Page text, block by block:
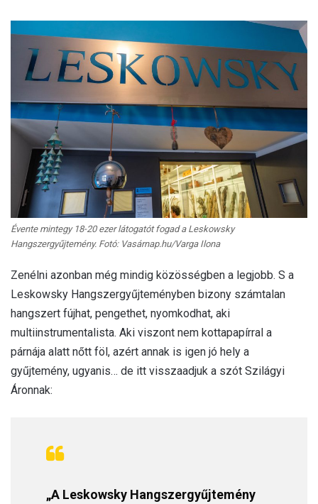
Évente mintegy 18-20 ezer látogatót fogad a Leskowsky
Hangszergyűjtemény. Fotó: Vasárnap.hu/Varga Ilona
Zenélni azonban még mindig közösségben a legjobb. S a
Leskowsky Hangszergyűjteményben bizony számtalan
hangszert fújhat, pengethet, nyomkodhat, aki
multiinstrumentalista. Aki viszont nem kottapapírral a
párnája alatt nőtt föl, azért annak is igen jó hely a
gyűjtemény, ugyanis… de itt visszaadjuk a szót Szilágyi
Áronnak:
„A Leskowsky Hangszergyűjtemény